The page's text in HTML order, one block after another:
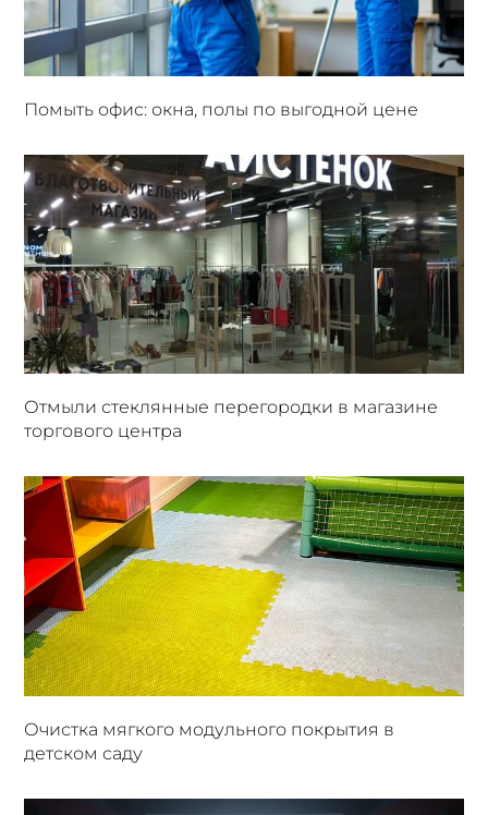
Помыть офис: окна, полы по выгодной цене
Отмыли стеклянные перегородки в магазине
торгового центра
Очистка мягкого модульного покрытия в
детском саду